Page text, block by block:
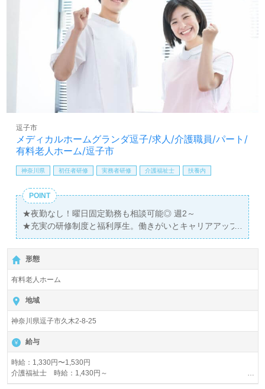
昇給：あり（能力に応じて）
交通費支給（全額支給）
送迎手当：最大300円/日
残業代別途支給
メディカルホームグランダ逗子/求人/介護職員/パート/
有料老人ホーム/逗子市
逗子市
神奈川県 初任者研修 実務者研修 介護福祉士 扶養内
POINT
★夜勤なし！曜日固定勤務も相談可能◎ 週2～
★充実の研修制度と福利厚生。働きがいとキャリアアップ
の両立を目指せる職場です！
★家事や育児と両立しながら活躍するスタッフが多数★
■施設見学も随時受付中。お気軽にお問い合わせくださ
い。
形態
有料老人ホーム
地域
神奈川県逗子市久木2-8-25
給与
時給：1,330円〜1,530円
介護福祉士 時給：1,430円～
初任者研修 時給：1,330円～